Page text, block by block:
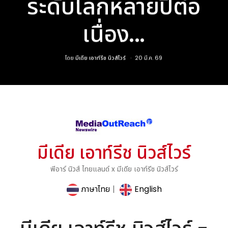
ระดับโลกหลายปีต่อ
เนื่อง...
โดยมีเดีย เอาท์รีช นิวส์ไวร์ 20 มี.ค. 69
มีเดีย เอาท์รีช นิวส์ไวร์
พีอาร์ นิวส์ ไทยแลนด์ x มีเดีย เอาท์รีช นิวส์ไวร์
ภาษาไทย | English